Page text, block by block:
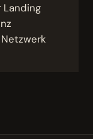
Landing